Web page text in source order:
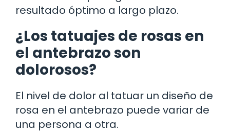
resultado óptimo a largo plazo.
¿Los tatuajes de rosas en
el antebrazo son
dolorosos?
El nivel de dolor al tatuar un diseño de
rosa en el antebrazo puede variar de
una persona a otra.